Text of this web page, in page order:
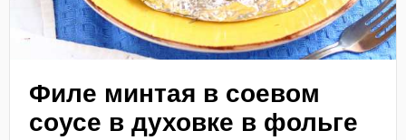
Филе минтая в соевом
соусе в духовке в фольге